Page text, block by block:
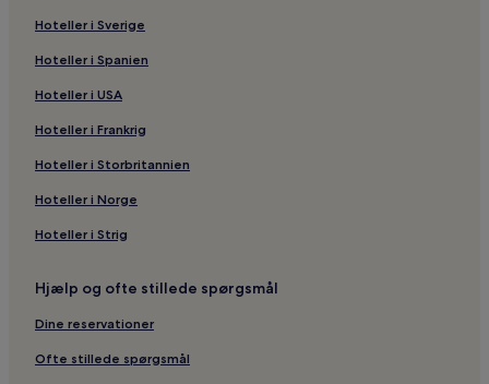
Hoteller i Sverige
Hoteller i Spanien
Hoteller i USA
Hoteller i Frankrig
Hoteller i Storbritannien
Hoteller i Norge
Hoteller i Strig
Hjælp og ofte stillede spørgsmål
Dine reservationer
Ofte stillede spørgsmål